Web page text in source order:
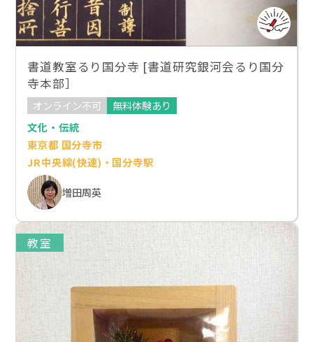
書道教室るり国分寺 [書道研究銀河会るり国分
寺本部］
オンライン不可
無料体験あり
文化・伝統
東京都 国分寺市
JR中央線(快速)・国分寺駅
増田周英
教室